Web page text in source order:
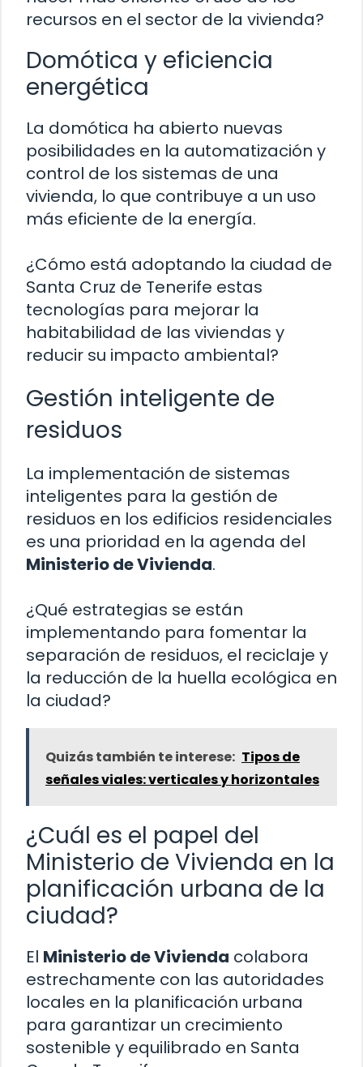
recursos en el sector de la vivienda?
Domótica y eficiencia
energética
La domótica ha abierto nuevas
posibilidades en la automatización y
control de los sistemas de una
vivienda, lo que contribuye a un uso
más eficiente de la energía.
¿Cómo está adoptando la ciudad de
Santa Cruz de Tenerife estas
tecnologías para mejorar la
habitabilidad de las viviendas y
reducir su impacto ambiental?
Gestión inteligente de
residuos
La implementación de sistemas
inteligentes para la gestión de
residuos en los edificios residenciales
es una prioridad en la agenda del
Ministerio de Vivienda.
¿Qué estrategias se están
implementando para fomentar la
separación de residuos, el reciclaje y
la reducción de la huella ecológica en
la ciudad?
Quizás también te interese: Tipos de
señales viales: verticales y horizontales
¿Cuál es el papel del
Ministerio de Vivienda en la
planificación urbana de la
ciudad?
El Ministerio de Vivienda colabora
estrechamente con las autoridades
locales en la planificación urbana
para garantizar un crecimiento
sostenible y equilibrado en Santa